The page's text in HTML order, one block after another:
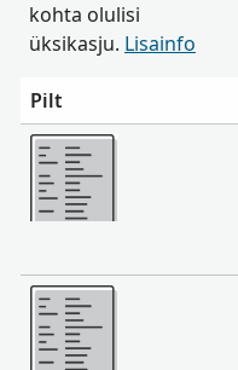
kohta olulisi
üksikasju. Lisainfo
Pilt
Rohkem
Rohkem